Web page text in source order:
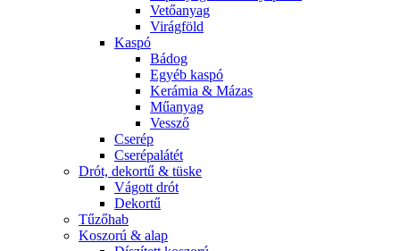
Vetőanyag
Virágföld
Kaspó
Bádog
Egyéb kaspó
Kerámia & Mázas
Műanyag
Vessző
Cserép
Cserépalátét
Drót, dekortű & tüske
Vágott drót
Dekortű
Tűzőhab
Koszorú & alap